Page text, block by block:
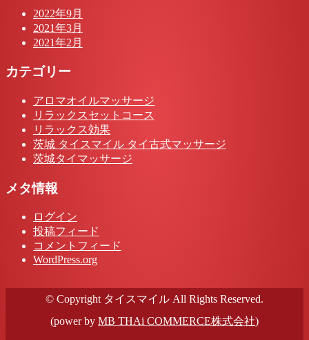
2022年9月
2021年3月
2021年2月
カテゴリー
アロマオイルマッサージ
リラックスセットコース
リラックス効果
茨城 タイスマイル タイ古式マッサージ
茨城タイマッサージ
メタ情報
ログイン
投稿フィード
コメントフィード
WordPress.org
© Copyright タイスマイル All Rights Reserved.
(power by MB THAi COMMERCE株式会社)